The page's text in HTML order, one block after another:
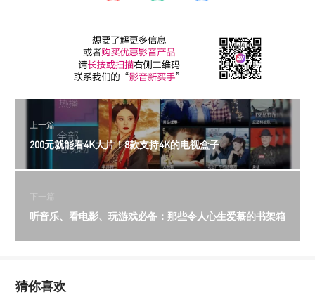
上一篇
200元就能看4K大片！8款支持4K的电视盒子
下一篇
听音乐、看电影、玩游戏必备：那些令人心生爱慕的书架箱
猜你喜欢